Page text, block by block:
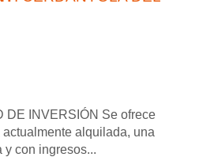
DE INVERSIÓN Se ofrece
alquilada, una
y con ingresos...